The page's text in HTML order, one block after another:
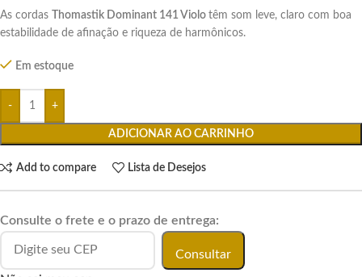
As cordas Thomastik Dominant 141 Violo têm som leve, claro com boa
estabilidade de afinação e riqueza de harmônicos.
Em estoque
ADICIONAR AO CARRINHO
Add to compare Lista de Desejos
Consulte o frete e o prazo de entrega:
Consultar